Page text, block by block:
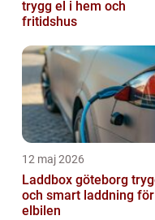
trygg el i hem och
fritidshus
12 maj 2026
Laddbox göteborg trygg
och smart laddning för
elbilen